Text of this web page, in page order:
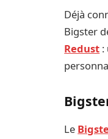
Déjà
Bigster
Redust :
Le